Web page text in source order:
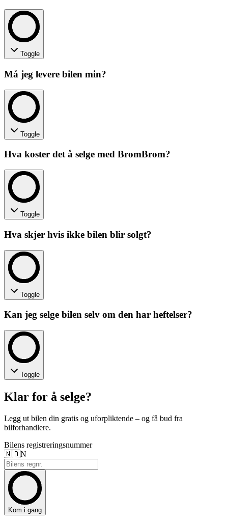
Toggle
Må jeg levere bilen min?
Toggle
Hva koster det å selge med BromBrom?
Toggle
Hva skjer hvis ikke bilen blir solgt?
Toggle
Kan jeg selge bilen selv om den har heftelser?
Toggle
Klar for å selge?
Legg ut bilen din gratis og uforpliktende – og få bud fra
bilforhandlere.
Bilens registreringsnummer
🇳🇴N
Kom i gang